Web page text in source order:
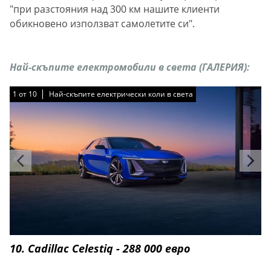
"при разстояния над 300 км нашите клиенти
обикновено използват самолетите си".
Най-скъпите електромобили в света (ГАЛЕРИЯ):
1 от 10 Най-скъпите електрически коли в света
10. Cadillac Celestiq - 288 000 eвро
1 от 10 Най-скъпите електрически коли в света
1 от 10 Най-скъпите електрически коли в света
1 от 10 Най-скъпите електрически коли в света
1 от 10 Най-скъпите електрически коли в света
1 от 10 Най-скъпите електрически коли в света
1 от 10 Най-скъпите електрически коли в света
1 от 10 Най-скъпите електрически коли в света
1 от 10 Най-скъпите електрически коли в света
1 от 10 Най-скъпите електрически коли в света